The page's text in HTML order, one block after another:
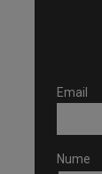
Email
Nume